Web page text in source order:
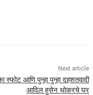
Next article
स्फोट आणि पुन्हा पुन्हा दहशतवादी
आदिल हुसेन थोकरचे घर